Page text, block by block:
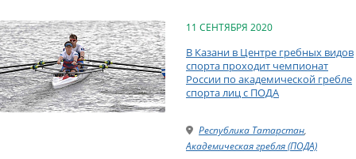
11 СЕНТЯБРЯ 2020
В Казани в Центре гребных видов
спорта проходит чемпионат
России по академической гребле
спорта лиц с ПОДА
Республика Татарстан,
Академическая гребля (ПОДА)